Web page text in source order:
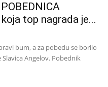
top nagrada je...
bum, a za pobedu se borilo
Angelov. Pobednik